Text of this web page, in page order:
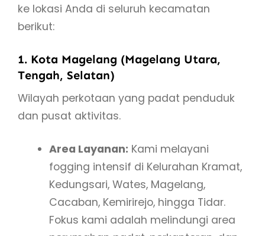
ke lokasi Anda di seluruh kecamatan
berikut:
1. Kota Magelang (Magelang Utara,
Tengah, Selatan)
Wilayah perkotaan yang padat penduduk
dan pusat aktivitas.
Area Layanan: Kami melayani
fogging intensif di Kelurahan Kramat,
Kedungsari, Wates, Magelang,
Cacaban, Kemirirejo, hingga Tidar.
Fokus kami adalah melindungi area